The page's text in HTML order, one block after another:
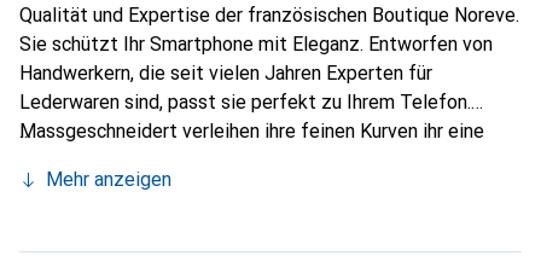
Qualität und Expertise der französischen Boutique Noreve.
Sie schützt Ihr Smartphone mit Eleganz. Entworfen von
Handwerkern, die seit vielen Jahren Experten für
Lederwaren sind, passt sie perfekt zu Ihrem Telefon.
Massgeschneidert verleihen ihre feinen Kurven ihr eine
Accessoire Ihres Smartphones. International anerkannt für
sichere Wahl für eine anspruchsvolle Klientel.
Mehr anzeigen